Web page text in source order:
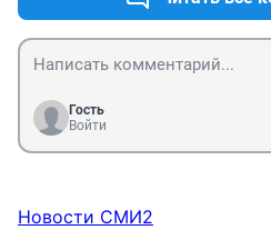
Гость
Войти
Новости СМИ2